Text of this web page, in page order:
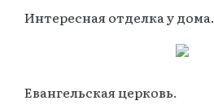
Интересная отделка у дома.
Евангельская церковь.